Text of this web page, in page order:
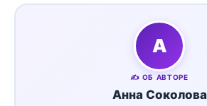
А
✍️ ОБ АВТОРЕ
Анна Соколова